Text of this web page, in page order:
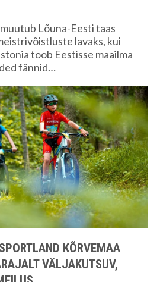
Lõuna-Eesti taas
lavaks, kui
toob Eestisse maailma
fännid…
KÕRVEMAA
VÄLJAKUTSUV,